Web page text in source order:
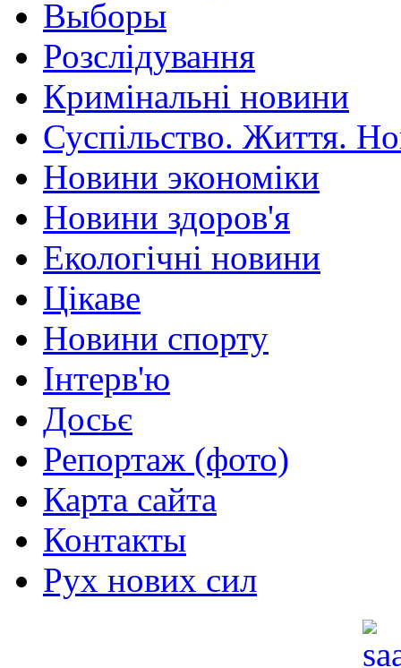
Выборы
Розслідування
Кримінальні новини
Суспільство. Життя.
Новини экономіки
Новини здоров'я
Екологічні новини
Цікаве
Новини спорту
Інтерв'ю
Досьє
Репортаж (фото)
Карта сайта
Контакты
Рух нових сил